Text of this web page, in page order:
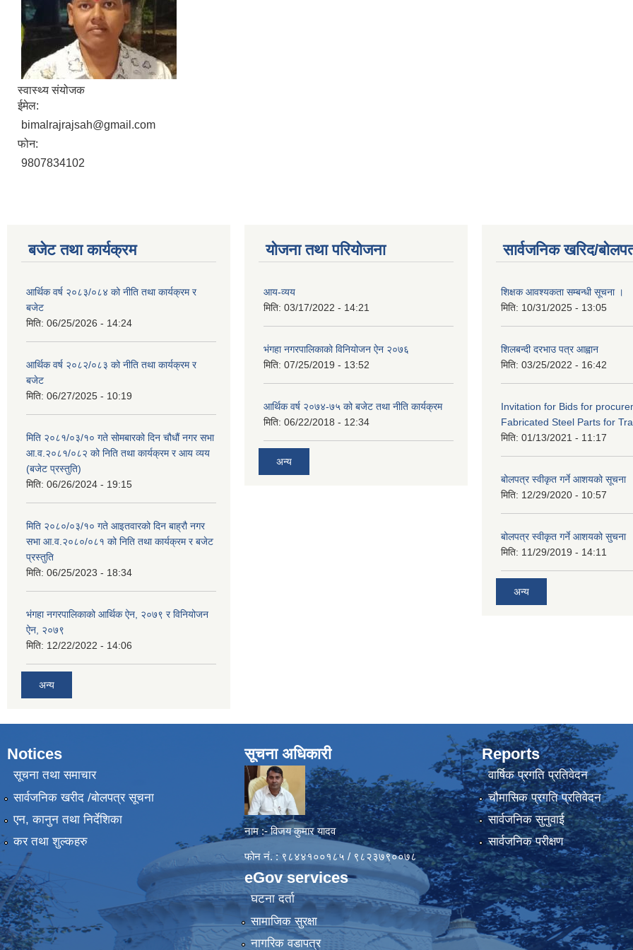
स्वास्थ्य संयोजक
ईमेल:
bimalrajrajsah@gmail.com
फोन:
9807834102
बजेट तथा कार्यक्रम
आर्थिक वर्ष २०८३/०८४ को नीति तथा कार्यक्रम र
बजेट
मिति: 06/25/2026 - 14:24
आर्थिक वर्ष २०८२/०८३ को नीति तथा कार्यक्रम र
बजेट
मिति: 06/27/2025 - 10:19
मिति २०८१/०३/१० गते सोमबारको दिन चौधौं नगर सभा
आ.व.२०८१/०८२ को निति तथा कार्यक्रम र आय व्यय
(बजेट प्रस्तुति)
मिति: 06/26/2024 - 19:15
मिति २०८०/०३/१० गते आइतवारको दिन बाह्रौ नगर
सभा आ.व.२०८०/०८१ को निति तथा कार्यक्रम र बजेट
प्रस्तुति
मिति: 06/25/2023 - 18:34
भंगहा नगरपालिकाको आर्थिक ऐन, २०७९ र विनियोजन
ऐन, २०७९
मिति: 12/22/2022 - 14:06
अन्य
योजना तथा परियोजना
आय-व्यय
मिति: 03/17/2022 - 14:21
भंगहा नगरपालिकाको विनियोजन ऐन २०७६
मिति: 07/25/2019 - 13:52
आर्थिक वर्ष २०७४-७५ को बजेट तथा नीति कार्यक्रम
मिति: 06/22/2018 - 12:34
अन्य
सार्वजनिक खरिद/
शिक्षक आवश्यकता सम्बन्धी सूचना ।
मिति: 10/31/2025 - 13:05
शिलबन्दी दरभाउ पत्र आह्वान
मिति: 03/25/2022 - 16:42
Invitation for Bids for
Fabricated Steel Parts for
मिति: 01/13/2021 - 11:17
बोलपत्र स्वीकृत गर्ने आशयको सूचना
मिति: 12/29/2020 - 10:57
बोलपत्र स्वीकृत गर्ने आशयको सुचना
मिति: 11/29/2019 - 14:11
अन्य
Notices
सूचना तथा समाचार
सार्वजनिक खरीद /बोलपत्र सूचना
एन, कानुन तथा निर्देशिका
कर तथा शुल्कहरु
सूचना अधिकारी
नाम :- विजय कुमार यादव
फोन नं. : ९८४४१००१८५ / ९८२३७९००७८
eGov services
घटना दर्ता
सामाजिक सुरक्षा
नागरिक वडापत्र
Reports
वार्षिक प्रगति प्रतिवेदन
चौमासिक प्रगति प्रतिवेदन
सार्वजनिक सुनुवाई
सार्वजनिक परीक्षण